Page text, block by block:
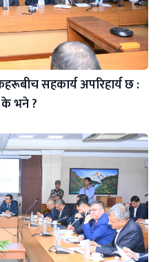
सहकार्य अपरिहार्य छ :
के भने ?